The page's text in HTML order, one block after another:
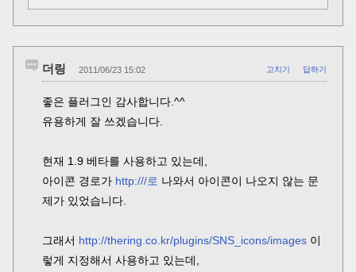
더링 2011/06/23 15:02 고치기 답하기
좋은 플러그인 감사합니다.^^
유용하게 잘 쓰겠습니다.
현재 1.9 베타를 사용하고 있는데,
아이콘 경로가 http:///로 나와서 아이콘이 나오지 않는 문
제가 있었습니다.
그래서 http://thering.co.kr/plugins/SNS_icons/images 이
렇게 지정해서 사용하고 있는데,